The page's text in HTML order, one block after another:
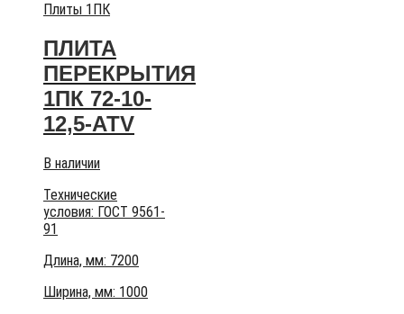
Плиты 1ПК
ПЛИТА
ПЕРЕКРЫТИЯ
1ПК 72-10-
12,5-АТV
В наличии
Технические
условия: ГОСТ 9561-
91
Длина, мм: 7200
Ширина, мм: 1000